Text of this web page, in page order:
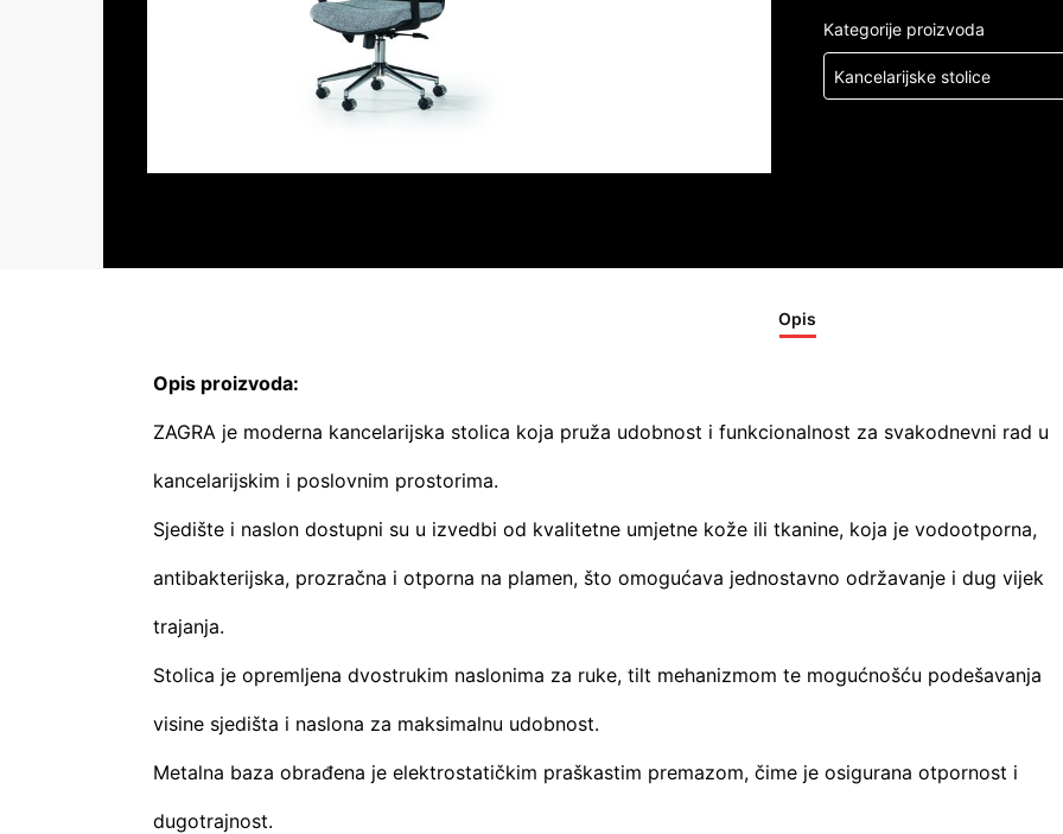
Kategorije proizvoda
Kancelarijske stolice
Opis
Opis proizvoda:
ZAGRA je moderna kancelarijska stolica koja pruža udobnost i funkcionalnost za svakodnevni rad u
kancelarijskim i poslovnim prostorima.
Sjedište i naslon dostupni su u izvedbi od kvalitetne umjetne kože ili tkanine, koja je vodootporna,
antibakterijska, prozračna i otporna na plamen, što omogućava jednostavno održavanje i dug vijek
trajanja.
Stolica je opremljena dvostrukim naslonima za ruke, tilt mehanizmom te mogućnošću podešavanja
visine sjedišta i naslona za maksimalnu udobnost.
Metalna baza obrađena je elektrostatičkim praškastim premazom, čime je osigurana otpornost i
dugotrajnost.